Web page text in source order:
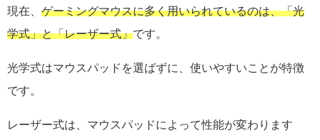
現在、 ゲーミングマウスに多く用いられているのは、「光
学式」と「レーザー式」です。
光学式はマウスパッドを選ばずに、使いやすいことが特徴
です。
レーザー式は、マウスパッドによって性能が変わります